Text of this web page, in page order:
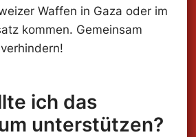
Waffen in Gaza oder im
kommen. Gemeinsam
ich das
unterstützen?